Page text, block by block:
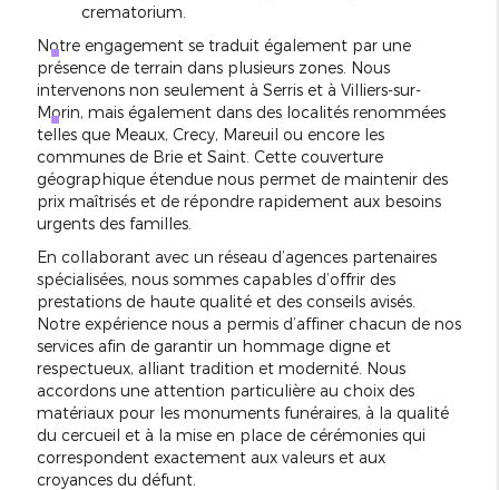
crematorium.
Notre engagement se traduit également par une
présence de terrain dans plusieurs zones. Nous
intervenons non seulement à Serris et à Villiers-sur-
Morin, mais également dans des localités renommées
telles que Meaux, Crecy, Mareuil ou encore les
communes de Brie et Saint. Cette couverture
géographique étendue nous permet de maintenir des
prix maîtrisés et de répondre rapidement aux besoins
urgents des familles.
En collaborant avec un réseau d’agences partenaires
spécialisées, nous sommes capables d’offrir des
prestations de haute qualité et des conseils avisés.
Notre expérience nous a permis d’affiner chacun de nos
services afin de garantir un hommage digne et
respectueux, alliant tradition et modernité. Nous
accordons une attention particulière au choix des
matériaux pour les monuments funéraires, à la qualité
du cercueil et à la mise en place de cérémonies qui
correspondent exactement aux valeurs et aux
croyances du défunt.